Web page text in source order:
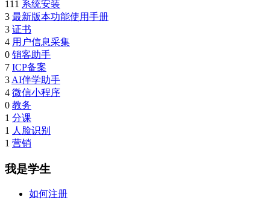
111 系统安装
3 最新版本功能使用手册
3 证书
4 用户信息采集
0 销客助手
7 ICP备案
3 AI伴学助手
4 微信小程序
0 教务
1 分课
1 人脸识别
1 营销
我是学生
如何注册